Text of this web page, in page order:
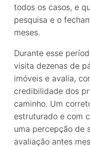
todos os casos, e
pesquisa e o
meses.
Durante esse
visita dezenas de
imóveis e avalia,
credibilidade dos
caminho. Um
estruturado e com
uma percepção de
avaliação antes